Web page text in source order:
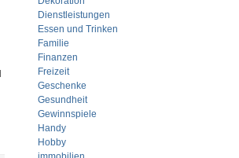
Dienstleistungen
Essen und Trinken
Familie
Finanzen
Freizeit
Geschenke
Gesundheit
Gewinnspiele
Handy
Hobby